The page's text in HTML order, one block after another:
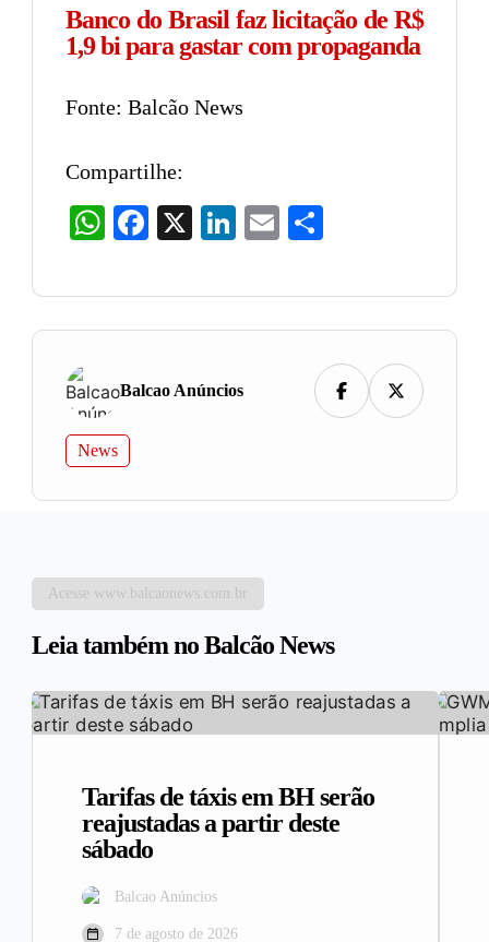
Banco do Brasil faz licitação de R$
1,9 bi para gastar com propaganda
Fonte: Balcão News
Compartilhe:
WhatsAppFacebook LinkedIn
Email
Balcao Anúncios
News
Acesse www.balcaonews.com.br
Leia também no Balcão News
Tarifas de táxis em BH serão
reajustadas a partir deste
sábado
Balcao Anúncios
7 de agosto de 2026